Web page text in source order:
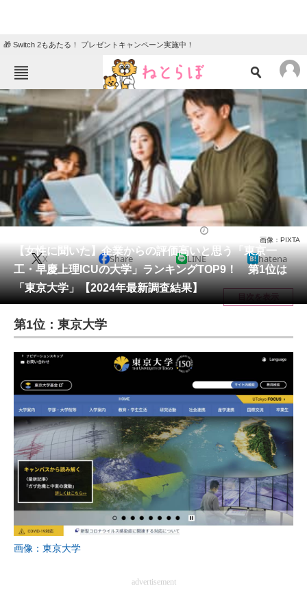
🎁 Switch 2もあたる！ プレゼントキャンペーン実施中！
ねとらぼメニュー
TOP ニュース
クイズ
グルメ 地域
住まい 教育・育児
動物 リサーチ
会員記事
メディア
注目記事を集めた総合ページ
ITの今と未来を見通す
スマホと通信の最新トレンド
進化するPCとデバイスの未来
好きが集まる 比べて選べる
ビジネスと働き方のヒント
AI活用のいまが分かる
企業ITのトレンドを詳説
経営リーダーのコミュニティ
【女性に聞いた】企業からの評価高いと思う「東京一
工・早慶上理ICUの大学」ランキングTOP9！ 第1位は
「東京大学」【2024年最新調査結果】
画像：PIXTA
X Share LINE hatena
目次を表示
第1位：東京大学
画像：東京大学
advertisement